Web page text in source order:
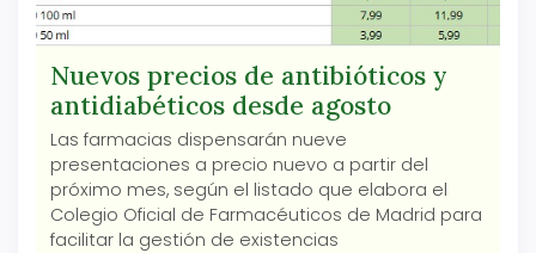
Nuevos precios de antibióticos y
antidiabéticos desde agosto
Las farmacias dispensarán nueve
presentaciones a precio nuevo a partir del
próximo mes, según el listado que elabora el
Colegio Oficial de Farmacéuticos de Madrid para
facilitar la gestión de existencias